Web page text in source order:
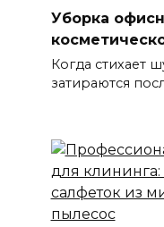
Уборка
Когда стихает
затираются